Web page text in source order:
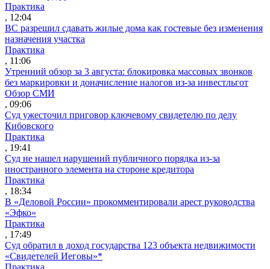
Практика
, 12:04
ВС разрешил сдавать жилые дома как гостевые без изменения
назначения участка
Практика
, 11:06
Утренний обзор за 3 августа: блокировка массовых звонков
без маркировки и доначисление налогов из-за инвестльгот
Обзор СМИ
, 09:06
Суд ужесточил приговор ключевому свидетелю по делу
Кибовского
Практика
, 19:41
Суд не нашел нарушений публичного порядка из-за
иностранного элемента на стороне кредитора
Практика
, 18:34
В «Деловой России» прокомментировали арест руководства
«Эфко»
Практика
, 17:49
Суд обратил в доход государства 123 объекта недвижимости
«Свидетелей Иеговы»*
Практика